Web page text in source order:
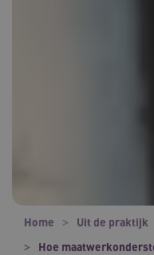
Home
Uit de praktijk
Hoe